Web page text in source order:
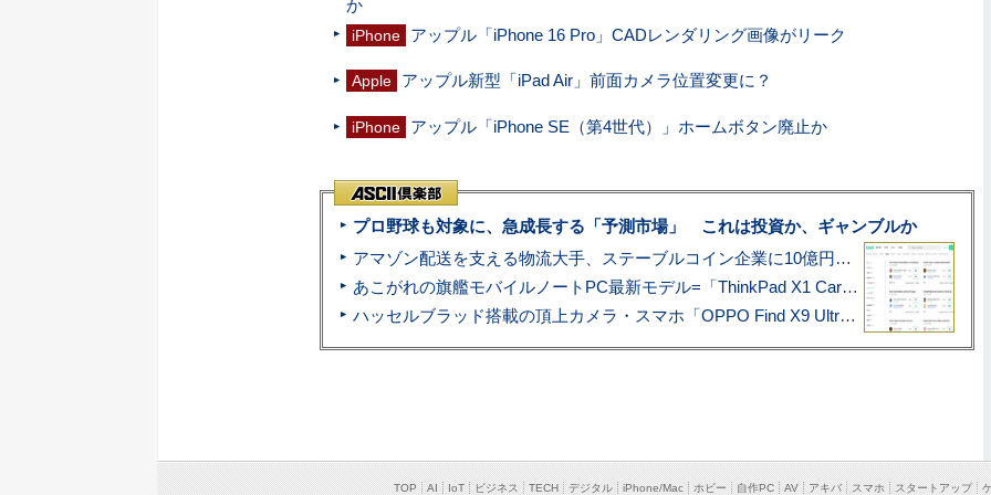
か
iPhone アップル「iPhone 16 Pro」CADレンダリング画像がリーク
Apple アップル新型「iPad Air」前面カメラ位置変更に？
iPhone アップル「iPhone SE（第4世代）」ホームボタン廃止か
プロ野球も対象に、急成長する「予測市場」 これは投資か、ギャンブルか
アマゾン配送を支える物流大手、ステーブルコイン企業に10億円投資のワケ
あこがれの旗艦モバイルノートPC最新モデル=「ThinkPad X1 Carbon Gen 14 Aura Edition」実機レビュー
ハッセルブラッド搭載の頂上カメラ・スマホ「OPPO Find X9 Ultra」実写レビュー=プロが本気で徹底撮影しました!!
TOP AI IoT ビジネス TECH デジタル iPhone/Mac ホビー 自作PC AV アキバ スマホ スタートアップ